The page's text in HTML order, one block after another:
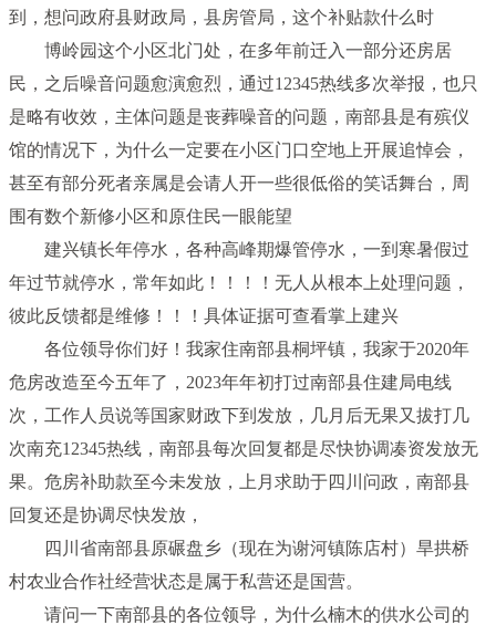
到，想问政府县财政局，县房管局，这个补贴款什么时
博岭园这个小区北门处，在多年前迁入一部分还房居
民，之后噪音问题愈演愈烈，通过12345热线多次举报，也只
是略有收效，主体问题是丧葬噪音的问题，南部县是有殡仪
馆的情况下，为什么一定要在小区门口空地上开展追悼会，
甚至有部分死者亲属是会请人开一些很低俗的笑话舞台，周
围有数个新修小区和原住民一眼能望
建兴镇长年停水，各种高峰期爆管停水，一到寒暑假过
年过节就停水，常年如此！！！！无人从根本上处理问题，
彼此反馈都是维修！！！具体证据可查看掌上建兴
各位领导你们好！我家住南部县桐坪镇，我家于2020年
危房改造至今五年了，2023年年初打过南部县住建局电线
次，工作人员说等国家财政下到发放，几月后无果又拔打几
次南充12345热线，南部县每次回复都是尽快协调凑资发放无
果。危房补助款至今未发放，上月求助于四川问政，南部县
回复还是协调尽快发放，
四川省南部县原碾盘乡（现在为谢河镇陈店村）旱拱桥
村农业合作社经营状态是属于私营还是国营。
请问一下南部县的各位领导，为什么楠木的供水公司的